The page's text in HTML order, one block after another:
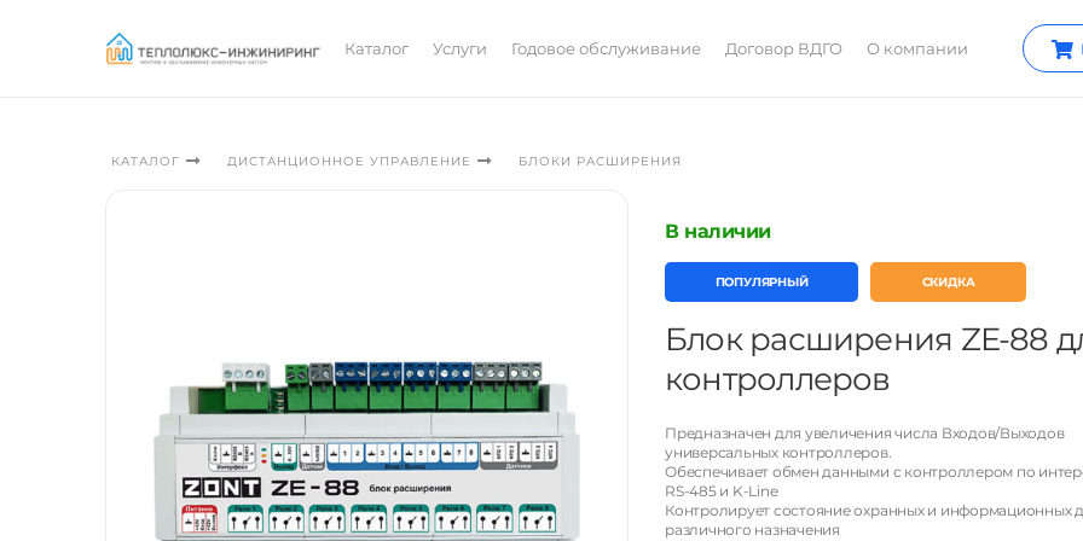
Каталог Услуги Годовое обслуживание Договор ВДГО О компании
КАТАЛОГ ДИСТАНЦИОННОЕ УПРАВЛЕНИЕ БЛОКИ РАСШИРЕНИЯ
В наличии
ПОПУЛЯРНЫЙ СКИДКА
Блок расширения ZE-88
контроллеров
Предназначен для увеличения числа Входов/Выходов
универсальных контроллеров.
Обеспечивает обмен данными с контроллером по
RS-485 и K-Line
Контролирует состояние охранных и информационных
различного назначения